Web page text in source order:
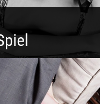
Poesie